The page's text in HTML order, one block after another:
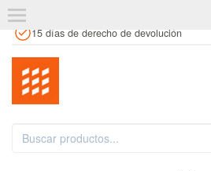
15 días de derecho de devolución